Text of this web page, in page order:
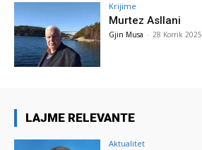
Krijime
Murtez Asllani
Gjin Musa - 28 Korrik 2025
LAJME RELEVANTE
Aktualitet